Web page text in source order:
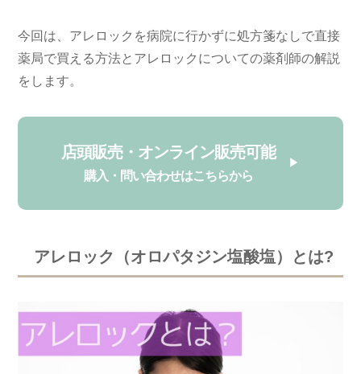
今回は、アレロックを病院に行かずに処方箋なしで直接
薬局で買える方法とアレロックについての薬剤師の解説
をします。
店頭販売・オンライン販売可能
購入・問い合わせはこちらから
アレロック（オロパタジン塩酸塩）とは?